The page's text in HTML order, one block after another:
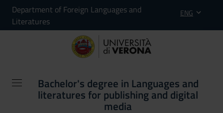
Department of Foreign Languages and
Literatures
ENG
Bachelor's degree in Languages and
literatures for publishing and digital
media